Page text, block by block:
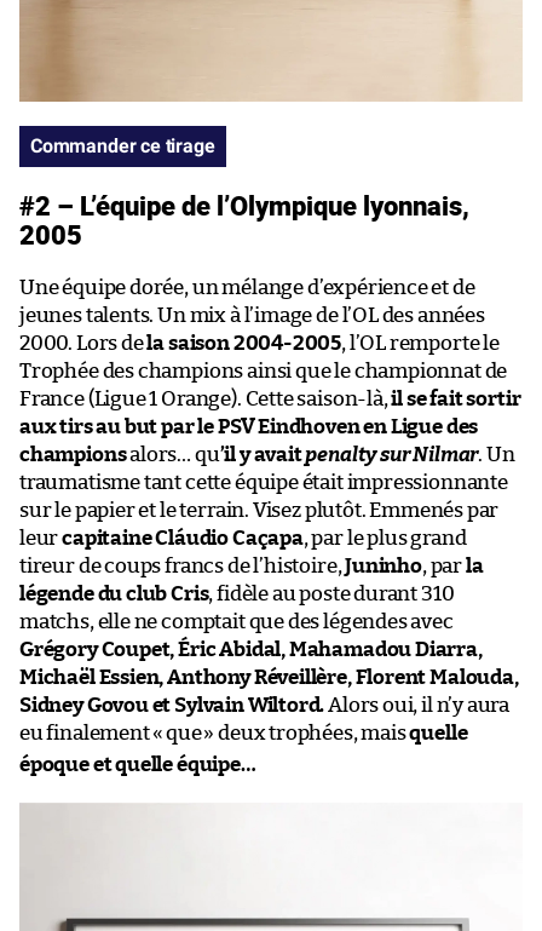
Commander ce tirage
#2 – L’équipe de l’Olympique lyonnais,
2005
Une équipe dorée, un mélange d’expérience et de
jeunes talents. Un mix à l’image de l’OL des années
2000. Lors dela saison 2004-2005, l’OL remporte le
Trophée des champions ainsi que le championnat de
France (Ligue 1 Orange). Cette saison-là,il se fait sortir
aux tirs au but par le PSV Eindhoven en Ligue des
championsalors… qu’il y avaitpenalty sur Nilmar. Un
traumatisme tant cette équipe était impressionnante
sur le papier et le terrain. Visez plutôt. Emmenés par
leurcapitaine Cláudio Caçapa, par le plus grand
tireur de coups francs de l’histoire,Juninho, parla
légende du club Cris, fidèle au poste durant 310
matchs, elle ne comptait que des légendes avec
Grégory Coupet, Éric Abidal, Mahamadou Diarra,
Michaël Essien, Anthony Réveillère, Florent Malouda,
Sidney Govou et Sylvain Wiltord.Alors oui, il n’y aura
eu finalement «que» deux trophées, maisquelle
époque et quelle équipe…